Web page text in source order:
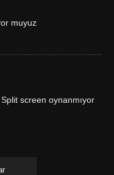
muyuz
screen oynanmıyor